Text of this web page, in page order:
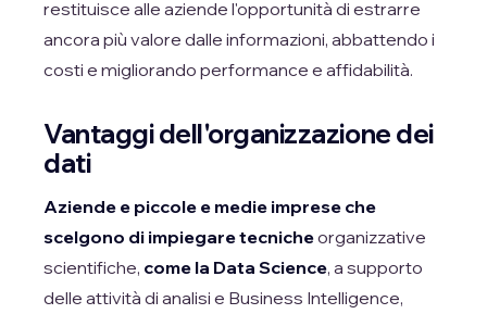
restituisce alle aziende l'opportunità di estrarre
ancora più valore dalle informazioni, abbattendo i
costi e migliorando performance e affidabilità.
Vantaggi dell'organizzazione dei
dati
Aziende e piccole e medie imprese che
scelgono di impiegare tecnicheorganizzative
scientifiche, come la Data Science, a supporto
delle attività di analisi e Business Intelligence,